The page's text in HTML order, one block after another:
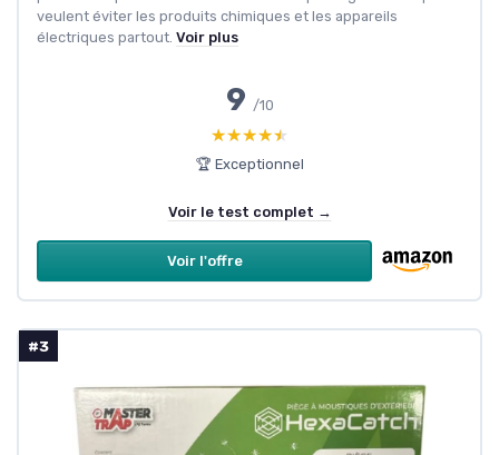
veulent éviter les produits chimiques et les appareils
électriques partout. Voir plus
9 /10
★★★★★
★★★★★
🏆 Exceptionnel
Voir le test complet →
Voir l'offre
#3